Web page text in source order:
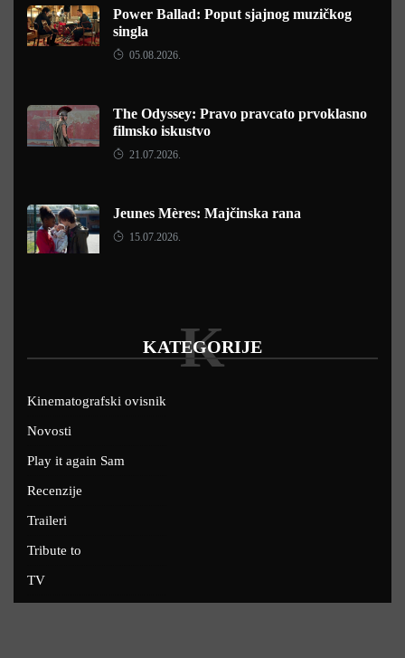
Power Ballad: Poput sjajnog muzičkog
singla
05.08.2026.
The Odyssey: Pravo pravcato prvoklasno
filmsko iskustvo
21.07.2026.
Jeunes Mères: Majčinska rana
15.07.2026.
KATEGORIJE
K
Kinematografski ovisnik
Novosti
Play it again Sam
Recenzije
Traileri
Tribute to
TV